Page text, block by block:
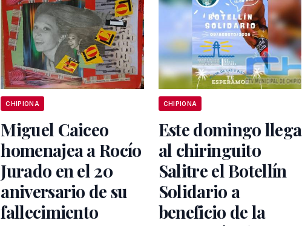
CHIPIONA
Miguel Caiceo
homenajea a Rocío
Jurado en el 20
aniversario de su
fallecimiento
CHIPIONA
Este domingo llega
al chiringuito
Salitre el Botellín
Solidario a
beneficio de la